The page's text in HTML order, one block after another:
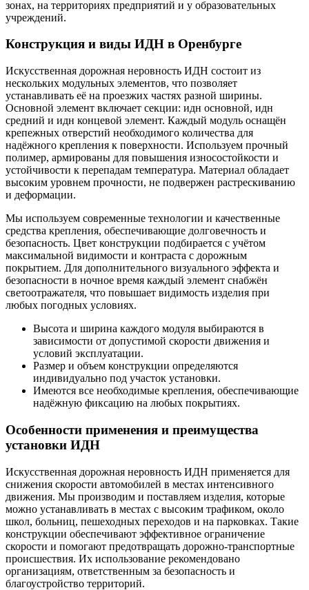
зонах, на территориях предприятий и у образовательных
учреждений.
Конструкция и виды ИДН в Оренбурге
Искусственная дорожная неровность ИДН состоит из
нескольких модульных элементов, что позволяет
устанавливать её на проезжих частях разной ширины.
Основной элемент включает секции: идн основной, идн
средний и идн концевой элемент. Каждый модуль оснащён
крепежных отверстий необходимого количества для
надёжного крепления к поверхности. Используем прочный
полимер, армированы для повышения износостойкости и
устойчивости к перепадам температура. Материал обладает
высоким уровнем прочности, не подвержен растрескиванию
и деформации.
Мы используем современные технологии и качественные
средства крепления, обеспечивающие долговечность и
безопасность. Цвет конструкции подбирается с учётом
максимальной видимости и контраста с дорожным
покрытием. Для дополнительного визуального эффекта и
безопасности в ночное время каждый элемент снабжён
светоотражателя, что повышает видимость изделия при
любых погодных условиях.
Высота и ширина каждого модуля выбираются в
зависимости от допустимой скорости движения и
условий эксплуатации.
Размер и объем конструкции определяются
индивидуально под участок установки.
Имеются все необходимые крепления, обеспечивающие
надёжную фиксацию на любых покрытиях.
Особенности применения и преимущества
установки ИДН
Искусственная дорожная неровность ИДН применяется для
снижения скорости автомобилей в местах интенсивного
движения. Мы производим и поставляем изделия, которые
можно устанавливать в местах с высоким трафиком, около
школ, больниц, пешеходных переходов и на парковках. Такие
конструкции обеспечивают эффективное ограничение
скорости и помогают предотвращать дорожно-транспортные
происшествия. Их использование рекомендовано
организациям, ответственным за безопасность и
благоустройство территорий.